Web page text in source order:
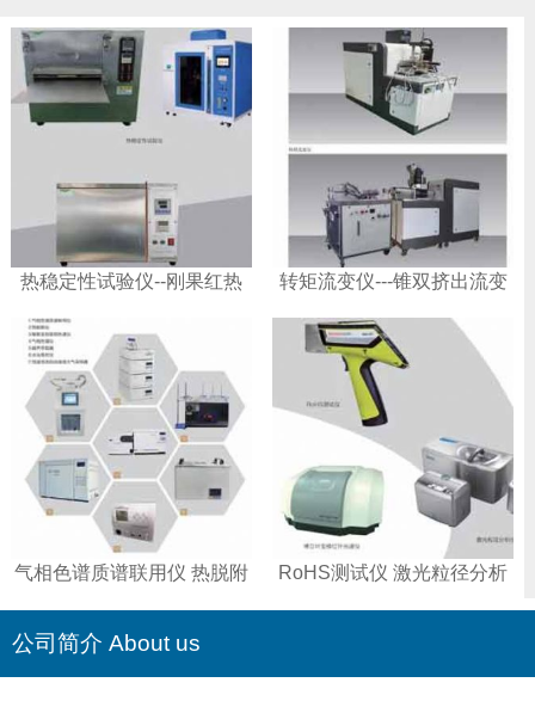
热稳定性试验仪--刚果红热
转矩流变仪---锥双挤出流变
气相色谱质谱联用仪 热脱附
RoHS测试仪 激光粒径分析
公司简介 About us